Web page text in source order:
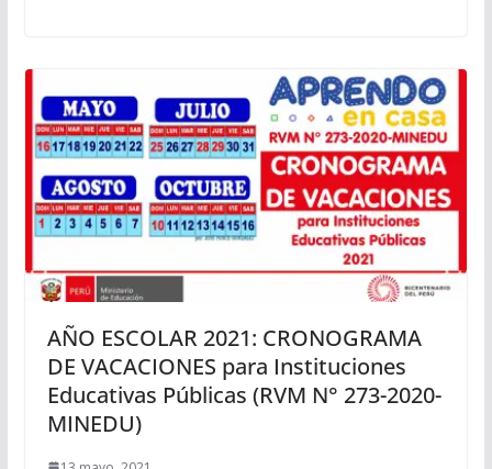
AÑO ESCOLAR 2021: CRONOGRAMA
DE VACACIONES para Instituciones
Educativas Públicas (RVM N° 273-2020-
MINEDU)